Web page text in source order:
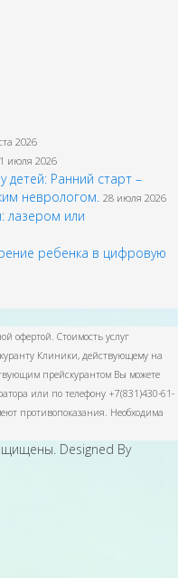
2026
июля 2026
детей: Ранний старт –
неврологом. 28 июля 2026
лазером или
ребенка в цифровую
офертой. Стоимость услуг
Клиники, действующему на
прейскурантом Вы можете
или по телефону +7(831)430-61-
противопоказания. Необходима
Designed By